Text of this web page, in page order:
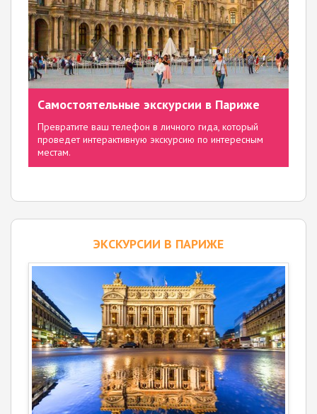
Самостоятельные экскурсии в Париже
Превратите ваш телефон в личного гида, который
проведет интерактивную экскурсию по интересным
местам.
ЭКСКУРСИИ В ПАРИЖЕ